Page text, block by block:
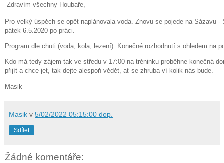
Zdravím všechny Houbaře,
Pro velký úspěch se opět naplánovala voda. Znovu se pojede na Sázavu -
pátek 6.5.2020 po práci.
Program dle chuti (voda, kola, lezení). Konečné rozhodnutí s ohledem na
Kdo má tedy zájem tak ve středu v 17:00 na tréninku proběhne konečná
přijít a chce jet, tak dejte alespoň vědět, ať se zhruba ví kolik nás bude.
Masik
Masik v 5/02/2022 05:15:00 dop.
Sdílet
Žádné komentáře: